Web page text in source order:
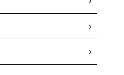
。
を採用しました。